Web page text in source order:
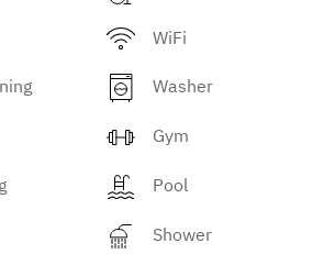
WiFi
Washer
Gym
Pool
Shower